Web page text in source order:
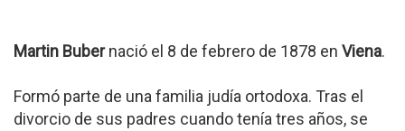
Martin Bubernació el 8 de febrero de 1878 en Viena.
Formó parte de una familia judía ortodoxa. Tras el
divorcio de sus padres cuando tenía tres años, se